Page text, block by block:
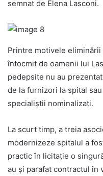
semnat de Elena Lasconi.
Printre motivele
întocmit de oamenii lui
pedepsite nu au
de la furnizori la spital
specialiștii nominalizați.
La scurt timp, a treia
modernizeze spitalul a
practic în licitație o
au și parafat contractul în